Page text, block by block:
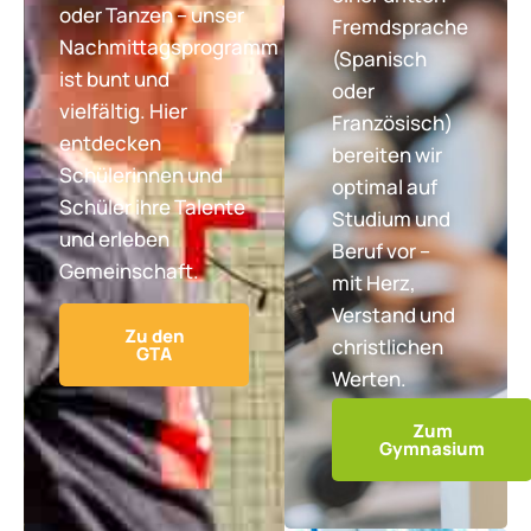
oder Tanzen – unser
Nachmittagsprogramm
ist bunt und
vielfältig. Hier
entdecken
Schülerinnen und
Schüler ihre Talente
und erleben
Gemeinschaft.
Zu den
GTA
Fremdsprache
(Spanisch
oder
Französisch)
bereiten wir
optimal auf
Studium und
Beruf vor –
mit Herz,
Verstand und
christlichen
Werten.
Zum
Gymnasium